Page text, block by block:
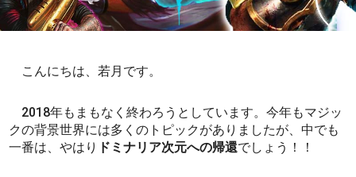
こんにちは、若月です。
2018年もまもなく終わろうとしています。今年もマジッ
クの背景世界には多くのトピックがありましたが、中でも
一番は、やはり ドミナリア次元への帰還でしょう！！